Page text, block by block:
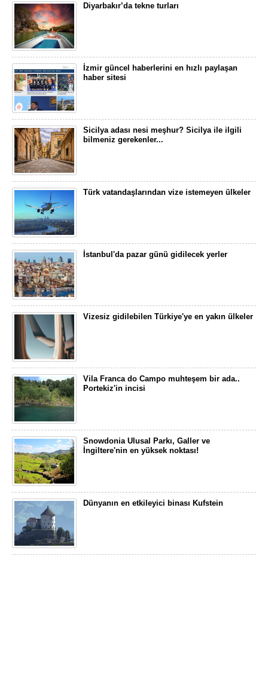
Diyarbakır’da tekne turları
İzmir güncel haberlerini en hızlı paylaşan
haber sitesi
Sicilya adası nesi meşhur? Sicilya ile ilgili
bilmeniz gerekenler...
Türk vatandaşlarından vize istemeyen ülkeler
İstanbul'da pazar günü gidilecek yerler
Vizesiz gidilebilen Türkiye'ye en yakın ülkeler
Vila Franca do Campo muhteşem bir ada..
Portekiz'in incisi
Snowdonia Ulusal Parkı, Galler ve
İngiltere'nin en yüksek noktası!
Dünyanın en etkileyici binası Kufstein